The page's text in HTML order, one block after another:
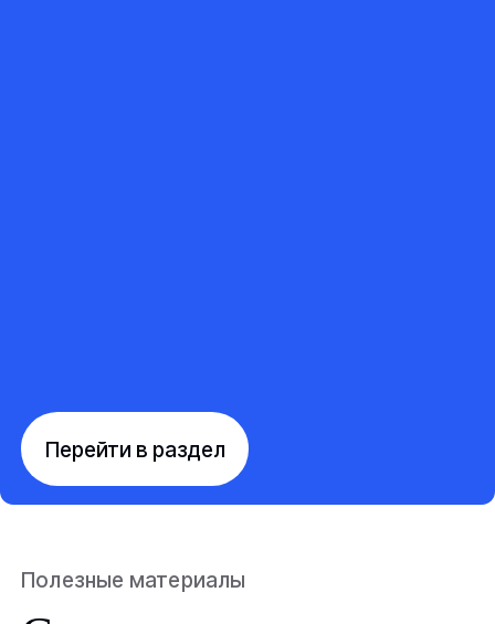
Перейти в раздел
Полезные материалы